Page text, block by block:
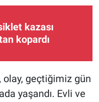
kazası
kopardı
olay, geçtiğimiz gün
yaşandı. Evli ve